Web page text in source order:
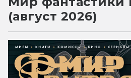
(август 2026)